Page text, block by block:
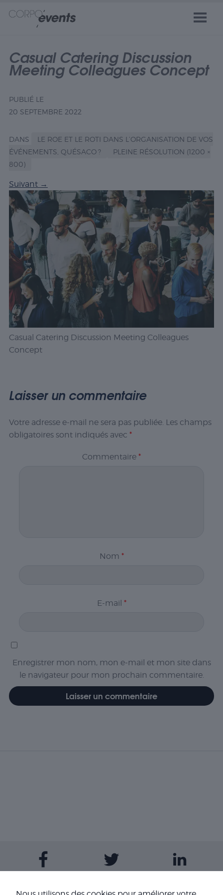
Casual Catering Discussion
Meeting Colleagues Concept
PUBLIÉ LE
20 SEPTEMBRE 2022
DANS
LE ROE ET LE ROTI DANS L’ORGANISATION DE VOS
ÉVÉNEMENTS, QUÉSACO ?
PLEINE RÉSOLUTION (1200 ×
800)
Suivant →
Casual Catering Discussion Meeting Colleagues
Concept
Laisser un commentaire
Votre adresse e-mail ne sera pas publiée. Les champs
obligatoires sont indiqués avec *
Commentaire *
Nom *
E-mail *
Enregistrer mon nom, mon e-mail et mon site dans
le navigateur pour mon prochain commentaire.